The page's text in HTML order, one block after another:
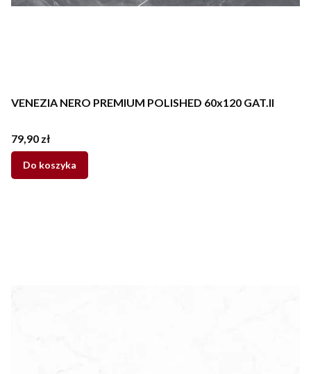
VENEZIA NERO PREMIUM POLISHED 60x120 GAT.II
Cena
79,90 zł
Do koszyka